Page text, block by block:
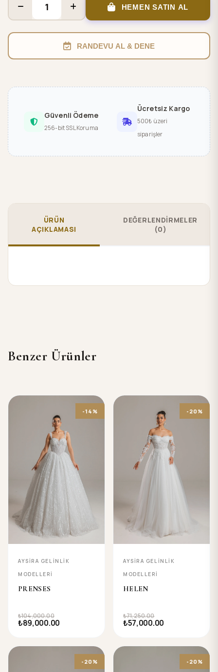
HEMEN SATIN AL
RANDEVU AL & DENE
Güvenli Ödeme
256-bit SSL Koruma
Ücretsiz Kargo
500₺ üzeri
siparişler
ÜRÜN
AÇIKLAMASI
DEĞERLENDİRMELER
(0)
Benzer Ürünler
-14%
AYSIRA GELINLIK
MODELLERI
PRENSES
₺104,000.00
₺89,000.00
-20%
AYSIRA GELINLIK
MODELLERI
HELEN
₺71,250.00
₺57,000.00
-20% -20%